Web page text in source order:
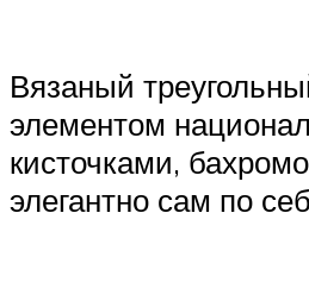
Вязаный
элементом
кисточками,
элегантно сам по